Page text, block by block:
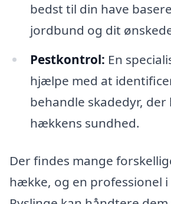
bedst til din have
jordbund og dit
Pestkontrol: En
hjælpe med at
behandle skadedyr, der
hækkens sundhed.
Der findes mange
hække, og en professionel